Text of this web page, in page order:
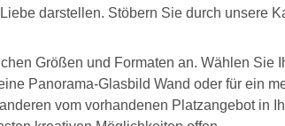
darstellen. Stöbern Sie durch unsere
Größen und Formaten an. Wählen
Panorama-Glasbild Wand oder für ein
vom vorhandenen Platzangebot in